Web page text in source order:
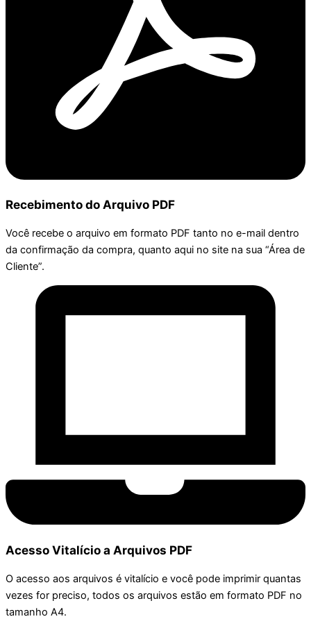
Recebimento do Arquivo PDF
Você recebe o arquivo em formato PDF tanto no e-mail dentro
da confirmação da compra, quanto aqui no site na sua “Área de
Cliente”.
Acesso Vitalício a Arquivos PDF
O acesso aos arquivos é vitalício e você pode imprimir quantas
vezes for preciso, todos os arquivos estão em formato PDF no
tamanho A4.